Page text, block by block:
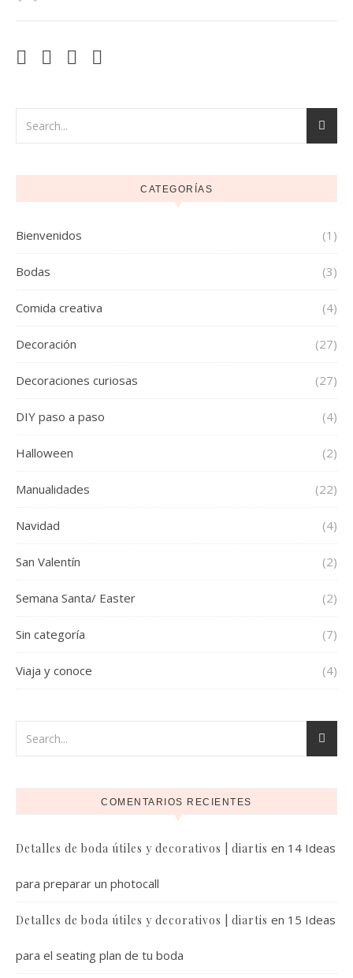
CATEGORÍAS
Bienvenidos (1)
Bodas (3)
Comida creativa (4)
Decoración (27)
Decoraciones curiosas (27)
DIY paso a paso (4)
Halloween (2)
Manualidades (22)
Navidad (4)
San Valentín (2)
Semana Santa/ Easter (2)
Sin categoría (7)
Viaja y conoce (4)
COMENTARIOS RECIENTES
Detalles de boda útiles y decorativos | diartis en 14 Ideas
para preparar un photocall
Detalles de boda útiles y decorativos | diartis en 15 Ideas
para el seating plan de tu boda